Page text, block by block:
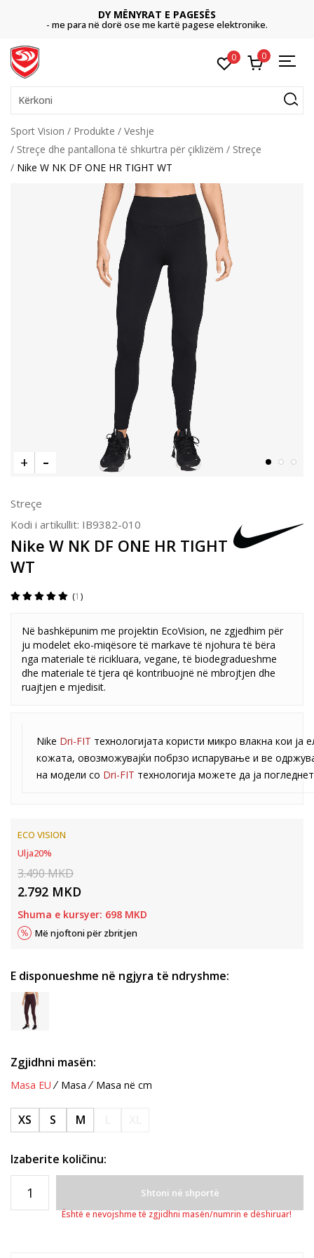
DY MËNYRAT E PAGESËS
- me para në dorë ose me kartë pagese elektronike.
0 0
Kërkoni
Sport Vision Produkte
Veshje
Streçe dhe pantallona të shkurtra për çiklizëm
Streçe
Nike W NK DF ONE HR TIGHT WT
Streçe
Kodi i artikullit: IB9382-010
Nike W NK DF ONE HR TIGHT
WT
1
Në bashkëpunim me projektin EcoVision, ne zgjedhim për
ju modelet eko-miqësore të markave të njohura të bëra
nga materiale të ricikluara, vegane, të biodegradueshme
dhe materiale të tjera që kontribuojnë në mbrojtjen dhe
ruajtjen e mjedisit.
Nike Dri-FIT технологијата користи микро влакна кои ја
кожата, овозможувајќи побрзо испарување и ве
на модели со Dri-FIT технологија можете да ја
ECO VISION
Ulja20%
3.490MKD
2.792 MKD
Shuma e kursyer: 698 MKD
Më njoftoni për zbritjen
E disponueshme në ngjyra të ndryshme:
Zgjidhni masën:
Masa EU Masa Masa në cm
XS S M
Izaberite količinu:
Shtoni në shportë
Është e nevojshme të zgjidhni masën/numrin e dëshiruar!